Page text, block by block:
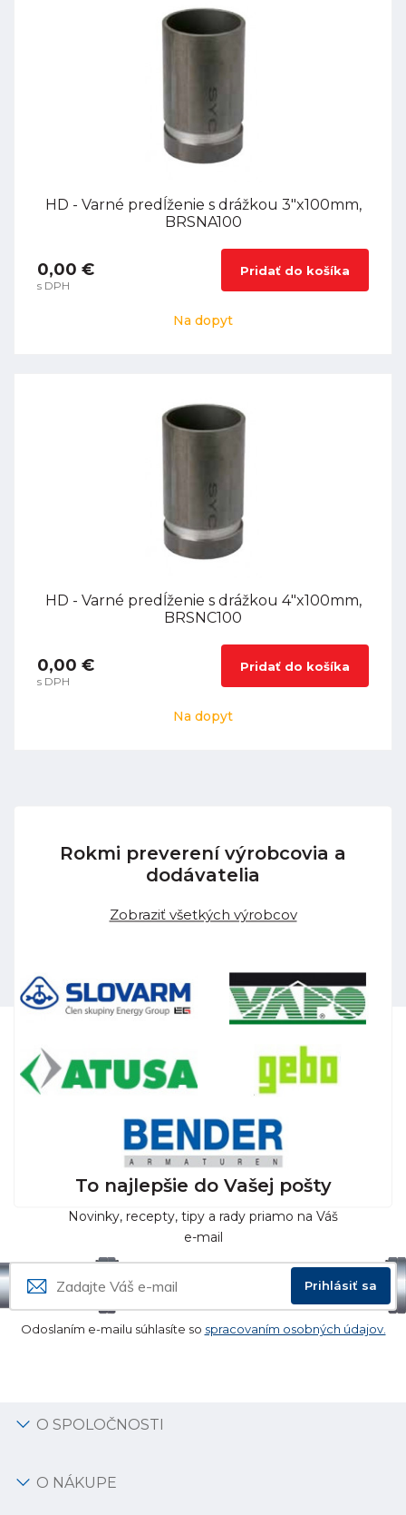
HD - Varné predĺženie s drážkou 3"x100mm,
BRSNA100
0,00 €
s DPH
Pridať do košíka
Na dopyt
HD - Varné predĺženie s drážkou 4"x100mm,
BRSNC100
0,00 €
s DPH
Pridať do košíka
Na dopyt
Rokmi preverení výrobcovia a
dodávatelia
Zobraziť všetkých výrobcov
To najlepšie do Vašej pošty
Novinky, recepty, tipy a rady priamo na Váš
e-mail
Prihlásiť sa
Odoslaním e-mailu súhlasíte so spracovaním osobných údajov.
O SPOLOČNOSTI
O NÁKUPE